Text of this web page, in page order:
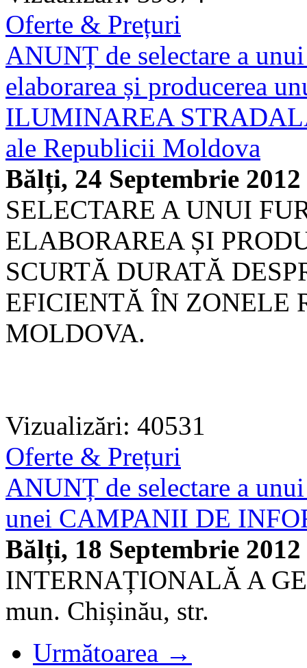
Oferte & Prețuri
ANUNȚ de selectare a
elaborarea și producerea
ILUMINAREA
ale Republicii Moldova
Bălți, 24 Septembrie 2012
SELECTARE A UNUI
ELABORAREA ȘI
SCURTĂ DURATĂ
EFICIENTĂ ÎN ZONELE
MOLDOVA.
Vizualizări: 40531
Oferte & Prețuri
ANUNȚ de selectare a
unei CAMPANII DE
Bălți, 18 Septembrie 2012
INTERNAȚIONALĂ A
mun. Chișinău, str.
Următoarea →